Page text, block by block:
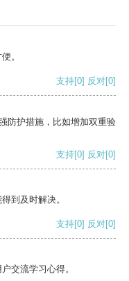
。
支持[0] 反对[0]
防护措施，比如增加双重验
支持[0] 反对[0]
到及时解决。
支持[0] 反对[0]
交流学习心得。